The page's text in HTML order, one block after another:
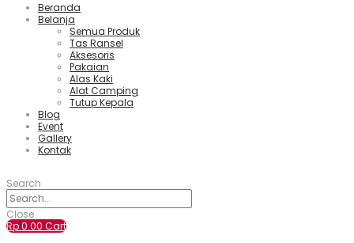
Beranda
Belanja
Semua Produk
Tas Ransel
Aksesoris
Pakaian
Alas Kaki
Alat Camping
Tutup Kepala
Blog
Event
Gallery
Kontak
Search
Close
Rp0.00 Cart